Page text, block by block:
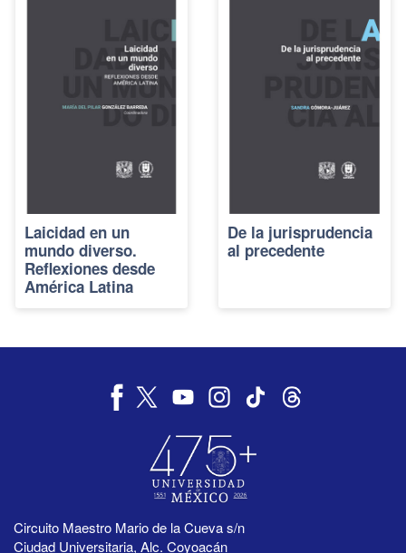
Laicidad en un
mundo diverso.
Reflexiones desde
América Latina
De la jurisprudencia
al precedente
Circuito Maestro Mario de la Cueva s/n
Ciudad Universitaria, Alc. Coyoacán